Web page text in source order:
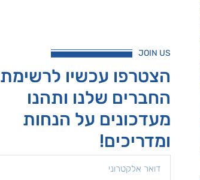
שירות לקוחות
אודות
ביטולים והחזרות
מדיניות פרטיות
JOIN US
הצטרפו עכשיו לרשימת
החברים שלנו ותהנו
מעדכונים על הנחות
ומדריכים!